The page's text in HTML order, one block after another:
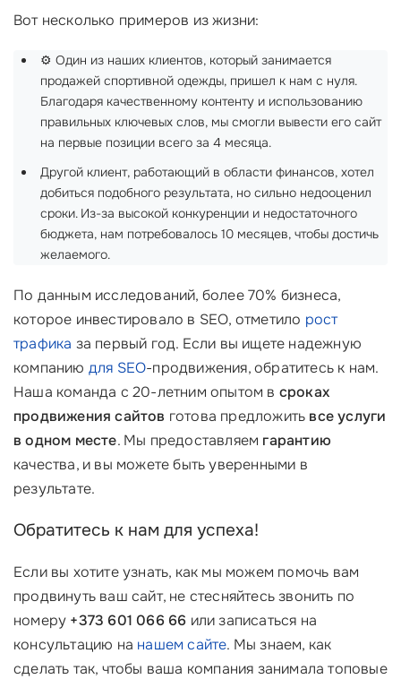
Вот несколько примеров из жизни:
⚙️ Один из наших клиентов, который занимается
продажей спортивной одежды, пришел к нам с нуля.
Благодаря качественному контенту и использованию
правильных ключевых слов, мы смогли вывести его сайт
на первые позиции всего за 4 месяца.
Другой клиент, работающий в области финансов, хотел
добиться подобного результата, но сильно недооценил
сроки. Из-за высокой конкуренции и недостаточного
бюджета, нам потребовалось 10 месяцев, чтобы достичь
желаемого.
По данным исследований, более 70% бизнеса,
которое инвестировало в SEO, отметило рост
трафика за первый год. Если вы ищете надежную
компанию для SEO-продвижения, обратитесь к нам.
Наша команда с 20-летним опытом в сроках
продвижения сайтов готова предложить все услуги
в одном месте. Мы предоставляем гарантию
качества, и вы можете быть уверенными в
результате.
Обратитесь к нам для успеха!
Если вы хотите узнать, как мы можем помочь вам
продвинуть ваш сайт, не стесняйтесь звонить по
номеру +373 601 066 66 или записаться на
консультацию на нашем сайте. Мы знаем, как
сделать так, чтобы ваша компания занимала топовые